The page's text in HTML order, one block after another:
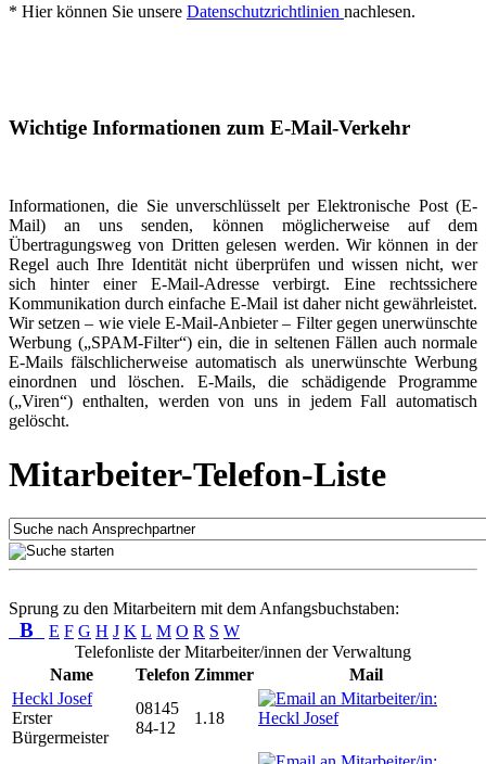
* Hier können Sie unsere Datenschutzrichtlinien nachlesen.
Wichtige Informationen zum E-Mail-Verkehr
Informationen, die Sie unverschlüsselt per Elektronische Post (E-
Mail) an uns senden, können möglicherweise auf dem
Übertragungsweg von Dritten gelesen werden. Wir können in der
Regel auch Ihre Identität nicht überprüfen und wissen nicht, wer
sich hinter einer E-Mail-Adresse verbirgt. Eine rechtssichere
Kommunikation durch einfache E-Mail ist daher nicht gewährleistet.
Wir setzen – wie viele E-Mail-Anbieter – Filter gegen unerwünschte
Werbung („SPAM-Filter“) ein, die in seltenen Fällen auch normale
E-Mails fälschlicherweise automatisch als unerwünschte Werbung
einordnen und löschen. E-Mails, die schädigende Programme
(„Viren“) enthalten, werden von uns in jedem Fall automatisch
gelöscht.
Mitarbeiter-Telefon-Liste
Sprung zu den Mitarbeitern mit dem Anfangsbuchstaben:
B E F G H J K L M O R S W
Telefonliste der Mitarbeiter/innen der Verwaltung
Name
Telefon Zimmer
Mail
Heckl Josef
Erster
Bürgermeister
08145
84-12
1.18